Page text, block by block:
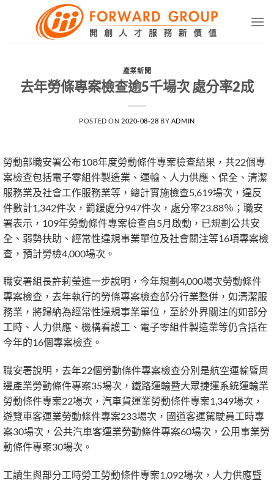
產業新聞
去年勞條專案檢查逾5千場次 處分率2成
POSTED ON 2020-08-28 BY ADMIN
勞動部職安署公布108年度勞動條件專案檢查結果，共22個專
案檢查包括電子零組件製造業、運輸、人力供應、保全、清潔
服務業及社會工作服務業等，總計實施檢查5,619場次，違反
件數計1,342件次，罰鍰處分947件次，處分率23.88％；職安
署表示，109年勞動條件專案檢查自5月啟動，已規劃公共安
全、弱勢扶助、經常性違規事業單位及社會關注等16項專案檢
查，預計勞檢4,000場次。
職安署組長許莉瑩進一步說明，今年規劃4,000場次勞動條件
專案檢查，去年執行的勞條專案檢查部分行業整併，如清潔服
務業，將歸納為經常性違規事業單位，至於外界關注的如部分
工時、人力供應、機構看護工、電子零組件製造業等仍含括在
今年的16個專案檢查。
職安署說明，去年22個勞動條件專案檢查分別是航空運輸暨周
邊產業勞動條件專案35場次，鐵路運輸暨大眾捷運系統運輸業
勞動條件專案22場次，汽車貨運業勞動條件專案1,349場次，
遊覽車客運業勞動條件專案233場次，國道客運駕駛員工時專
案30場次，公共汽車客運業勞動條件專案60場次，公用事業勞
動條件專案30場次。
工讀生與部分工時勞工勞動條件專案1,092場次，人力供應暨